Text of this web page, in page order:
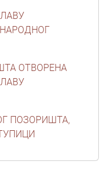
ОТВОРЕНА
ПОЗОРИШТА,